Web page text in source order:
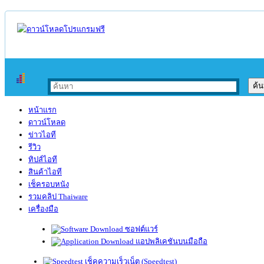
หน้าแรก
ดาวน์โหลด
ข่าวไอที
รีวิว
ทิปส์ไอที
สินค้าไอที
เช็ครอบหนัง
รวมคลิป Thaiware
เครื่องมือ
ซอฟต์แวร์
แอปพลิเคชันบนมือถือ
เช็คความเร็วเน็ต (Speedtest)